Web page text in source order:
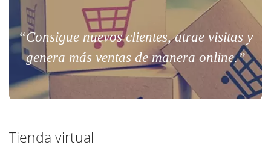
“Consigue nuevos clientes, atrae visitas y
genera más ventas de manera online.”
Tienda virtual